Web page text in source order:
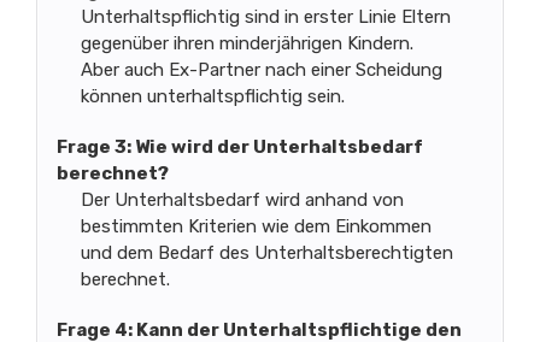
Unterhaltspflichtig sind in erster Linie Eltern
gegenüber ihren minderjährigen Kindern.
Aber auch Ex-Partner nach einer Scheidung
können unterhaltspflichtig sein.
Frage 3: Wie wird der Unterhaltsbedarf
berechnet?
Der Unterhaltsbedarf wird anhand von
bestimmten Kriterien wie dem Einkommen
und dem Bedarf des Unterhaltsberechtigten
berechnet.
Frage 4: Kann der Unterhaltspflichtige den